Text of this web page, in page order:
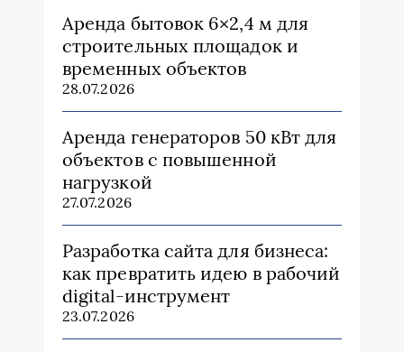
Аренда бытовок 6×2,4 м для
строительных площадок и
временных объектов
28.07.2026
Аренда генераторов 50 кВт для
объектов с повышенной
нагрузкой
27.07.2026
Разработка сайта для бизнеса:
как превратить идею в рабочий
digital-инструмент
23.07.2026